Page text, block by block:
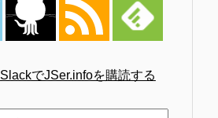
SlackでJSer.infoを購読する